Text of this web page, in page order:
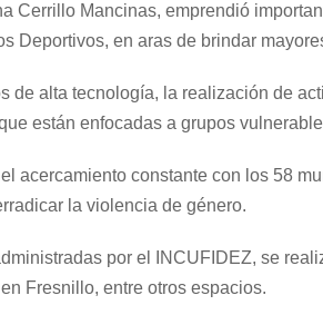
Cerrillo Mancinas, emprendió
Deportivos, en aras de brindar
de alta tecnología, la realización de
están enfocadas a grupos
acercamiento constante con los 58
la violencia de género.
por el INCUFIDEZ, se
Fresnillo, entre otros espacios.